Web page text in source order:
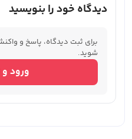
دیدگاه خود را بنویسید
برای ثبت دیدگاه، پاسخ و
شوید.
ورود